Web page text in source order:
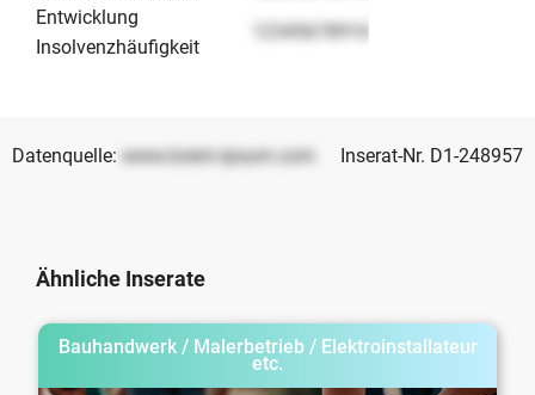
Entwicklung
Insolvenzhäufigkeit
12345678910
Datenquelle: www.lorem-ipsum.com Inserat-Nr. D1-248957
Ähnliche Inserate
Bauhandwerk / Malerbetrieb / Elektroinstallateur
etc.